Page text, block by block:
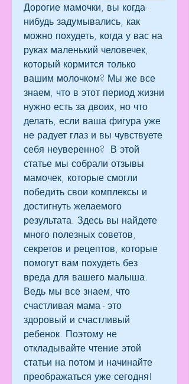
Дорогие мамочки, вы когда-
нибудь задумывались, как
можно похудеть, когда у вас на
руках маленький человечек,
который кормится только
вашим молочком? Мы же все
знаем, что в этот период жизни
нужно есть за двоих, но что
делать, если ваша фигура уже
не радует глаз и вы чувствуете
себя неуверенно?  В этой
статье мы собрали отзывы
мамочек, которые смогли
победить свои комплексы и
достигнуть желаемого
результата. Здесь вы найдете
много полезных советов,
секретов и рецептов, которые
помогут вам похудеть без
вреда для вашего малыша.
Ведь мы все знаем, что
счастливая мама - это
здоровый и счастливый
ребенок. Поэтому не
откладывайте чтение этой
статьи на потом и начинайте
преображаться уже сегодня!